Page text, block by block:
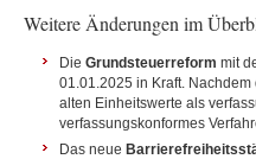
Weitere Änderungen im
Die Grundsteuerreform mit
01.01.2025 in Kraft.
alten Einheitswerte als
verfassungskonformes
Das neue